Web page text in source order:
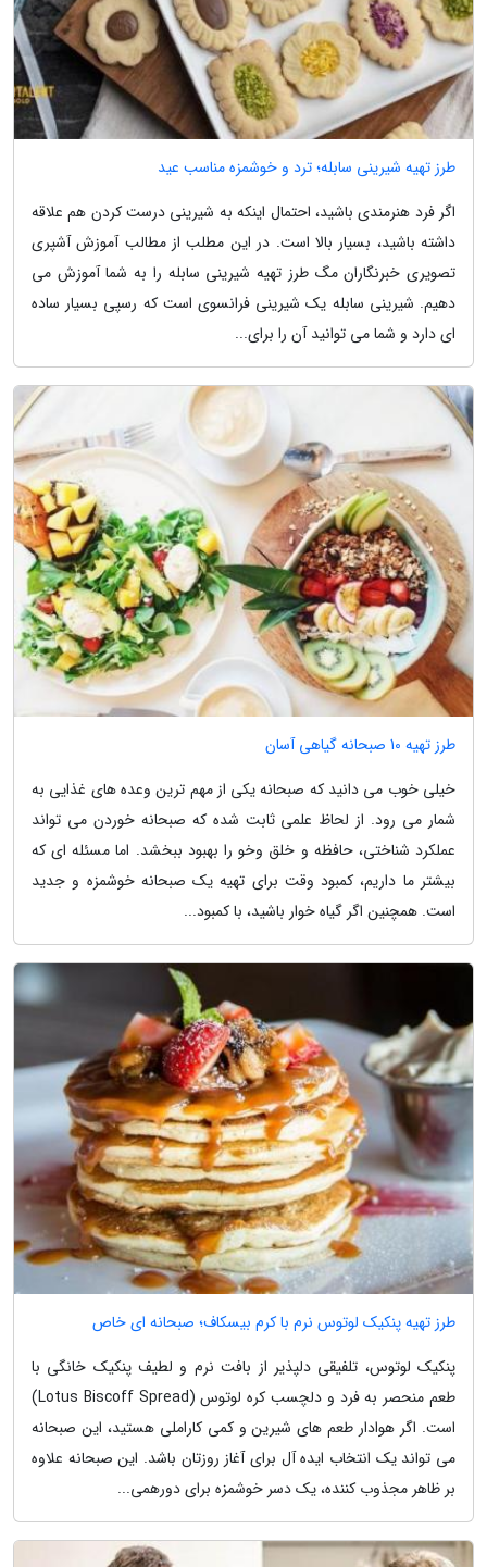
طرز تهیه شیرینی سابله؛ ترد و خوشمزه مناسب عید
اگر فرد هنرمندی باشید، احتمال اینکه به شیرینی درست کردن هم علاقه
داشته باشید، بسیار بالا است. در این مطلب از مطالب آموزش آشپری
تصویری خبرنگاران مگ طرز تهیه شیرینی سابله را به شما آموزش می
دهیم. شیرینی سابله یک شیرینی فرانسوی است که رسپی بسیار ساده
ای دارد و شما می توانید آن را برای...
طرز تهیه 10 صبحانه گیاهی آسان
خیلی خوب می دانید که صبحانه یکی از مهم ترین وعده های غذایی به
شمار می رود. از لحاظ علمی ثابت شده که صبحانه خوردن می تواند
عملکرد شناختی، حافظه و خلق وخو را بهبود ببخشد. اما مسئله ای که
بیشتر ما داریم، کمبود وقت برای تهیه یک صبحانه خوشمزه و جدید
است. همچنین اگر گیاه خوار باشید، با کمبود...
طرز تهیه پنکیک لوتوس نرم با کرم بیسکاف؛ صبحانه ای خاص
پنکیک لوتوس، تلفیقی دلپذیر از بافت نرم و لطیف پنکیک خانگی با
طعم منحصر به فرد و دلچسب کره لوتوس (Lotus Biscoff Spread)
است. اگر هوادار طعم های شیرین و کمی کاراملی هستید، این صبحانه
می تواند یک انتخاب ایده آل برای آغاز روزتان باشد. این صبحانه علاوه
بر ظاهر مجذوب کننده، یک دسر خوشمزه برای دورهمی...